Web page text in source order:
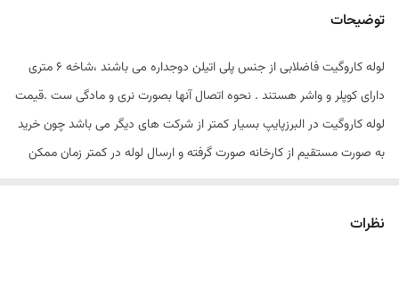
اصالت کالا
توضیحات
لوله کاروگیت فاضلابی از جنس پلی اتیلن دوجداره می باشند ،شاخه 6 متری
دارای کوپلر و واشر هستند . نحوه اتصال آنها بصورت نری و مادگی ست .قیمت
لوله کاروگیت در البرزپایپ بسیار کمتر از شرکت های دیگر می باشد چون خرید
به صورت مستقیم از کارخانه صورت گرفته و ارسال لوله در کمتر زمان ممکن
نظرات